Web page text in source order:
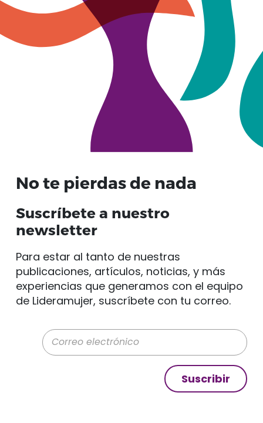
No te pierdas de nada
Suscríbete a nuestro
newsletter
Para estar al tanto de nuestras
publicaciones, artículos, noticias, y más
experiencias que generamos con el equipo
de Lideramujer, suscríbete con tu correo.
Correo electrónico
Suscribir